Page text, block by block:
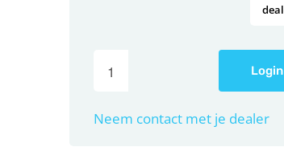
Neem contact met je dealer